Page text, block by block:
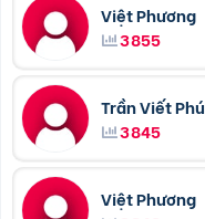
Việt Phương
3855
Trần Viết Phú
3845
Việt Phương